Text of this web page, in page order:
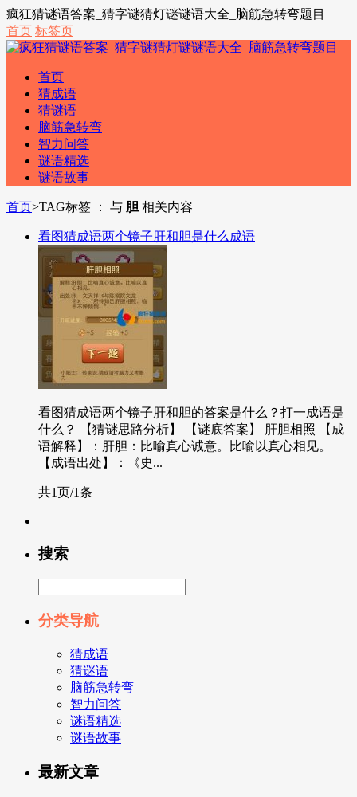
疯狂猜谜语答案_猜字谜猜灯谜谜语大全_脑筋急转弯题目
首页 标签页
首页
猜成语
猜谜语
脑筋急转弯
智力问答
谜语精选
谜语故事
首页>TAG标签 ： 与 胆 相关内容
看图猜成语两个镜子肝和胆是什么成语
看图猜成语两个镜子肝和胆的答案是什么？打一成语是
什么？ 【猜谜思路分析】 【谜底答案】 肝胆相照 【成
语解释】：肝胆：比喻真心诚意。比喻以真心相见。
【成语出处】：《史...
共1页/1条
搜索
分类导航
猜成语
猜谜语
脑筋急转弯
智力问答
谜语精选
谜语故事
最新文章